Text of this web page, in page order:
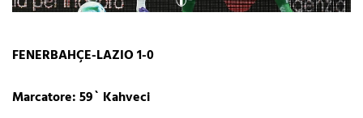
FENERBAHÇE-LAZIO 1-0
Marcatore: 59` Kahveci